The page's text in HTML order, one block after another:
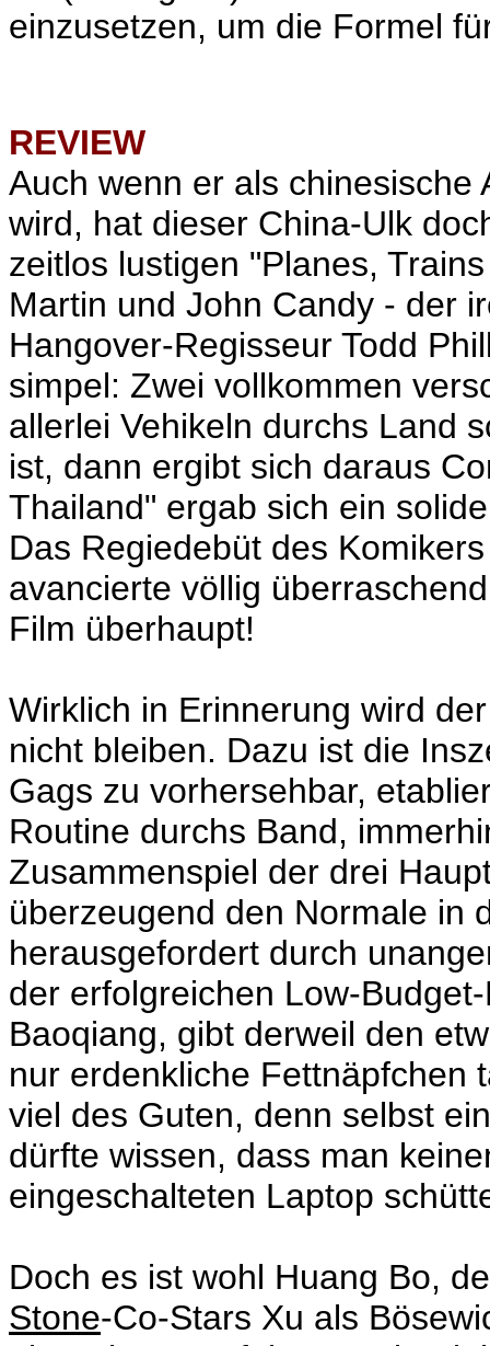
einzusetzen, um die Formel
REVIEW
Auch wenn er als
wird, hat dieser China-Ulk
zeitlos lustigen "Planes,
Martin und John Candy - der
Hangover-Regisseur Todd
simpel: Zwei vollkommen
allerlei Vehikeln durchs Land
ist, dann ergibt sich daraus
Thailand" ergab sich ein
Das Regiedebüt des
avancierte völlig
Film überhaupt!
Wirklich in Erinnerung wird
nicht bleiben. Dazu ist die
Gags zu vorhersehbar,
Routine durchs Band,
Zusammenspiel der drei
überzeugend den Normale in
herausgefordert durch
der erfolgreichen Low-
Baoqiang, gibt derweil den
nur erdenkliche Fettnäpfchen
viel des Guten, denn selbst
dürfte wissen, dass man
eingeschalteten Laptop
Doch es ist wohl Huang Bo,
Stone-Co-Stars Xu als